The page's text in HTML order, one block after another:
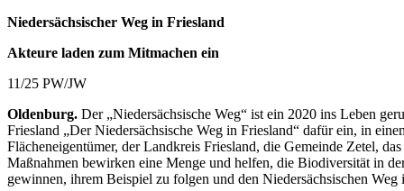
Niedersächsischer Weg in Friesland
Akteure laden zum Mitmachen ein
11/25 PW/JW
Oldenburg. Der „Niedersächsische Weg“ ist ein 2020 ins Leben
Friesland „Der Niedersächsische Weg in Friesland“ dafür ein, in
Flächeneigentümer, der Landkreis Friesland, die Gemeinde Zetel,
Maßnahmen bewirken eine Menge und helfen, die Biodiversität in
gewinnen, ihrem Beispiel zu folgen und den Niedersächsischen